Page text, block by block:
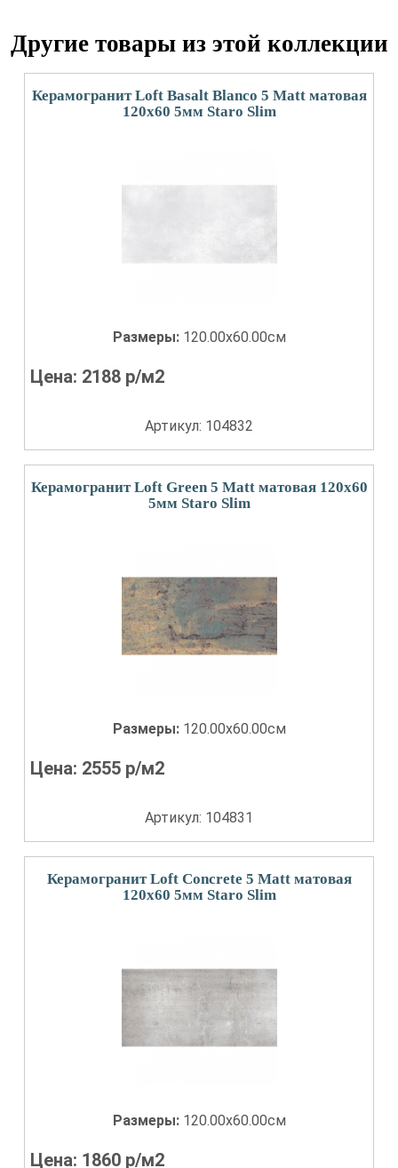
Другие товары из этой коллекции
Керамогранит Loft Basalt Blanco 5 Matt матовая
120x60 5мм Staro Slim
Размеры: 120.00x60.00см
Цена: 2188 р/м2
Артикул: 104832
Керамогранит Loft Green 5 Matt матовая 120x60
5мм Staro Slim
Размеры: 120.00x60.00см
Цена: 2555 р/м2
Артикул: 104831
Керамогранит Loft Concrete 5 Matt матовая
120x60 5мм Staro Slim
Размеры: 120.00x60.00см
Цена: 1860 р/м2